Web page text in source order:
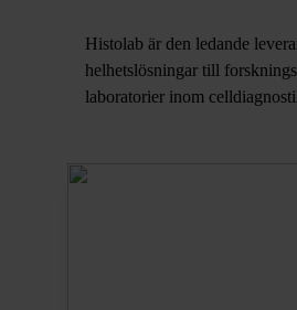
Histolab är den ledande
helhetslösningar till
laboratorier inom